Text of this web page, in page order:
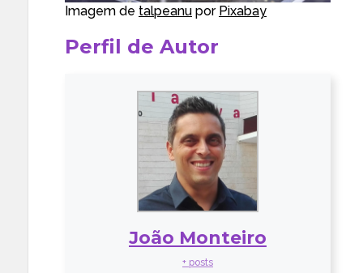
Imagem de talpeanu por Pixabay
Perfil de Autor
João Monteiro
+ posts